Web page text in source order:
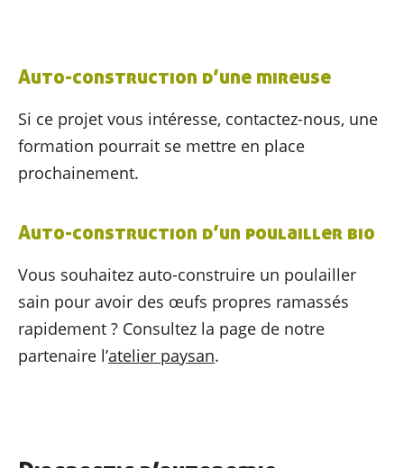
Auto-construction d’une mireuse
Si ce projet vous intéresse, contactez-nous, une
formation pourrait se mettre en place
prochainement.
Auto-construction d’un poulailler bio
Vous souhaitez auto-construire un poulailler
sain pour avoir des œufs propres ramassés
rapidement ? Consultez la page de notre
partenaire l’atelier paysan.
DécouvrirAGRIBIO